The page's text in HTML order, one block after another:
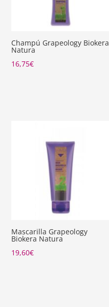
Champú Grapeology Biokera
Natura
16,75€
Mascarilla Grapeology
Biokera Natura
19,60€